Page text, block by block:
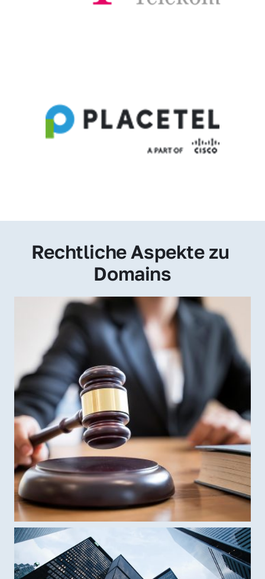
Rechtliche Aspekte zu
Domains